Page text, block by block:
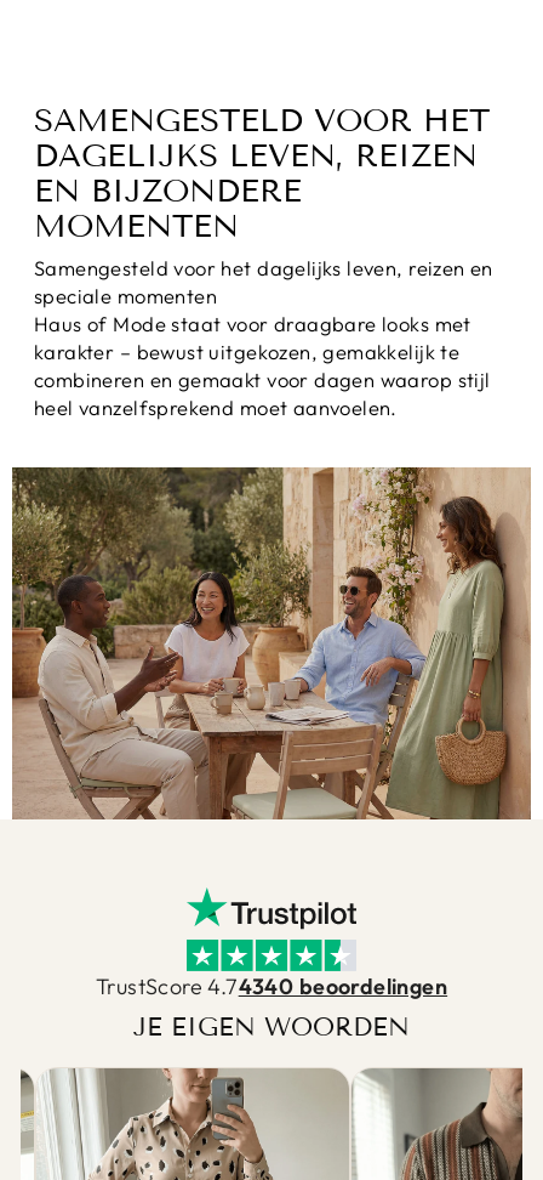
SAMENGESTELD VOOR HET
DAGELIJKS LEVEN, REIZEN
EN BIJZONDERE
MOMENTEN
Samengesteld voor het dagelijks leven, reizen en
speciale momenten
Haus of Mode staat voor draagbare looks met
karakter – bewust uitgekozen, gemakkelijk te
combineren en gemaakt voor dagen waarop stijl
heel vanzelfsprekend moet aanvoelen.
TrustScore 4.74340 beoordelingen
JE EIGEN WOORDEN